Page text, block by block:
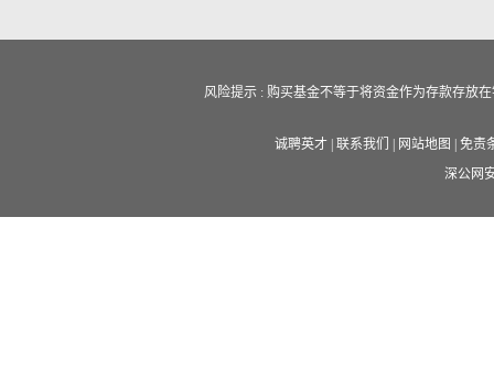
风险提示 : 购买基金不等于将资金作为存款存放
诚聘英才 联系我们 网站地图
免责
深公网